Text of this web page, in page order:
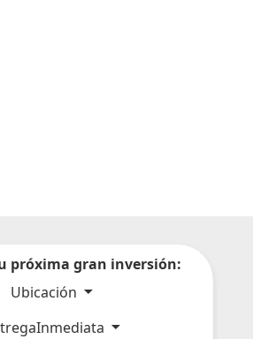
próxima gran inversión:
Ubicación